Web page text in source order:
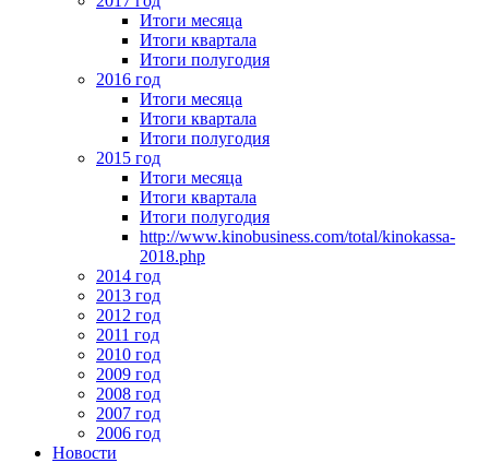
Итоги месяца
Итоги квартала
Итоги полугодия
2016 год
Итоги месяца
Итоги квартала
Итоги полугодия
2015 год
Итоги месяца
Итоги квартала
Итоги полугодия
http://www.kinobusiness.com/total/kinokassa-
2018.php
2014 год
2013 год
2012 год
2011 год
2010 год
2009 год
2008 год
2007 год
2006 год
Новости